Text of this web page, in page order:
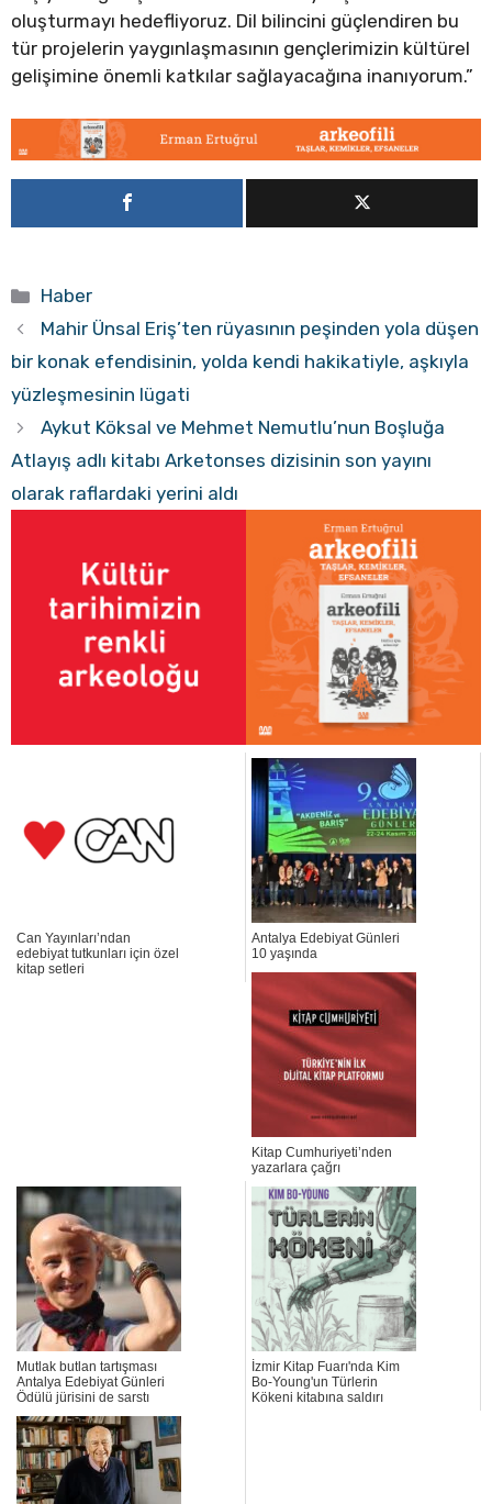
oluşturmayı hedefliyoruz. Dil bilincini güçlendiren bu
tür projelerin yaygınlaşmasının gençlerimizin kültürel
gelişimine önemli katkılar sağlayacağına inanıyorum.”
Kategoriler
Haber
Mahir Ünsal Eriş’ten rüyasının peşinden yola düşen
bir konak efendisinin, yolda kendi hakikatiyle, aşkıyla
yüzleşmesinin lügati
Aykut Köksal ve Mehmet Nemutlu’nun Boşluğa
Atlayış adlı kitabı Arketonses dizisinin son yayını
olarak raflardaki yerini aldı
Can Yayınları’ndan
edebiyat tutkunları için özel
kitap setleri
Antalya Edebiyat Günleri
10 yaşında
Kitap Cumhuriyeti’nden
yazarlara çağrı
Mutlak butlan tartışması
Antalya Edebiyat Günleri
Ödülü jürisini de sarstı
İzmir Kitap Fuarı'nda Kim
Bo-Young'un Türlerin
Kökeni kitabına saldırı